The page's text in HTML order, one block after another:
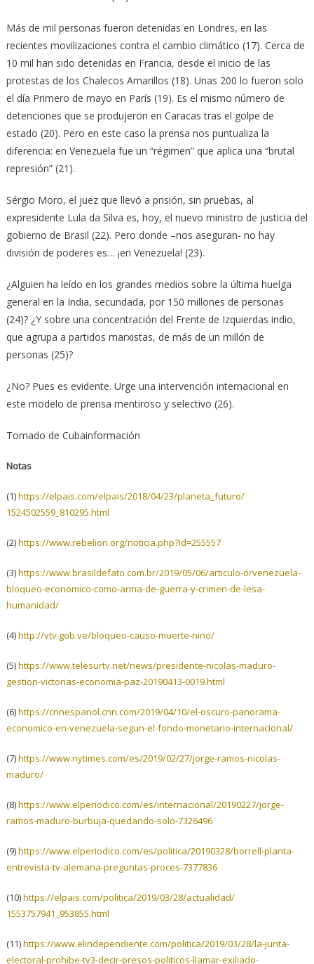
Más de mil personas fueron detenidas en Londres, en las
recientes movilizaciones contra el cambio climático (17). Cerca de
10 mil han sido detenidas en Francia, desde el inicio de las
protestas de los Chalecos Amarillos (18). Unas 200 lo fueron solo
el día Primero de mayo en París (19). Es el mismo número de
detenciones que se produjeron en Caracas tras el golpe de
estado (20). Pero en este caso la prensa nos puntualiza la
diferencia: en Venezuela fue un “régimen” que aplica una “brutal
represión” (21).
Sérgio Moro, el juez que llevó a prisión, sin pruebas, al
expresidente Lula da Silva es, hoy, el nuevo ministro de justicia del
gobierno de Brasil (22). Pero donde –nos aseguran- no hay
división de poderes es… ¡en Venezuela! (23).
¿Alguien ha leído en los grandes medios sobre la última huelga
general en la India, secundada, por 150 millones de personas
(24)? ¿Y sobre una concentración del Frente de Izquierdas indio,
que agrupa a partidos marxistas, de más de un millón de
personas (25)?
¿No? Pues es evidente. Urge una intervención internacional en
este modelo de prensa mentiroso y selectivo (26).
Tomado de Cubainformación
Notas
(1)https://elpais.com/elpais/2018/04/23/planeta_futuro/
1524502559_810295.html
(2)https://www.rebelion.org/noticia.php?id=255557
(3)https://www.brasildefato.com.br/2019/05/06/articulo-orvenezuela-
bloqueo-economico-como-arma-de-guerra-y-crimen-de-lesa-
humanidad/
(4)http://vtv.gob.ve/bloqueo-causo-muerte-nino/
(5)https://www.telesurtv.net/news/presidente-nicolas-maduro-
gestion-victorias-economia-paz-20190413-0019.html
(6)https://cnnespanol.cnn.com/2019/04/10/el-oscuro-panorama-
economico-en-venezuela-segun-el-fondo-monetario-internacional/
(7)https://www.nytimes.com/es/2019/02/27/jorge-ramos-nicolas-
maduro/
(8)https://www.elperiodico.com/es/internacional/20190227/jorge-
ramos-maduro-burbuja-quedando-solo-7326496
(9)https://www.elperiodico.com/es/politica/20190328/borrell-planta-
entrevista-tv-alemana-preguntas-proces-7377836
(10)https://elpais.com/politica/2019/03/28/actualidad/
1553757941_953855.html
(11)https://www.elindependiente.com/politica/2019/03/28/la-junta-
electoral-prohibe-tv3-decir-presos-politicos-llamar-exiliado-